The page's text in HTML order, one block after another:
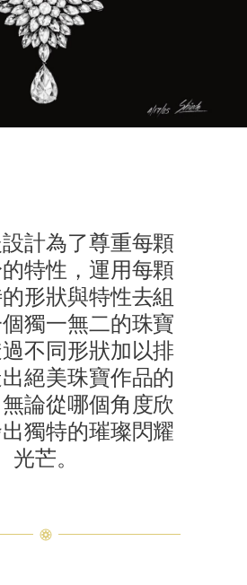
計為了尊重每顆
特性，運用每顆
形狀與特性去組
獨一無二的珠寶
不同形狀加以排
絕美珠寶作品的
論從哪個角度欣
獨特的璀璨閃耀
光芒。